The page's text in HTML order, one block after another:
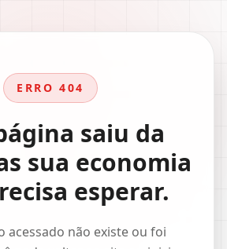
ERRO 404
saiu da
sua economia
esperar.
acessado não existe ou foi